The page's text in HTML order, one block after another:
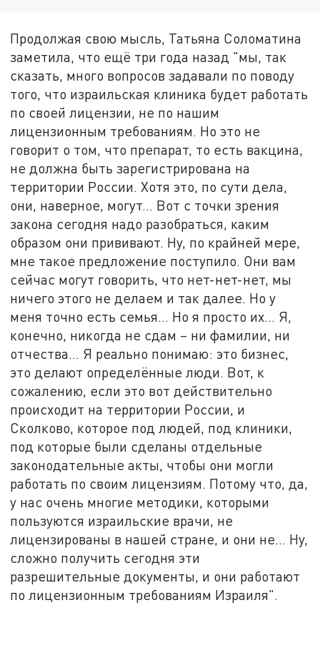
Продолжая свою мысль, Татьяна Соломатина
заметила, что ещё три года назад "мы, так
сказать, много вопросов задавали по поводу
того, что израильская клиника будет работать
по своей лицензии, не по нашим
лицензионным требованиям. Но это не
говорит о том, что препарат, то есть вакцина,
не должна быть зарегистрирована на
территории России. Хотя это, по сути дела,
они, наверное, могут… Вот с точки зрения
закона сегодня надо разобраться, каким
образом они прививают. Ну, по крайней мере,
мне такое предложение поступило. Они вам
сейчас могут говорить, что нет-нет-нет, мы
ничего этого не делаем и так далее. Но у
меня точно есть семья… Но я просто их… Я,
конечно, никогда не сдам – ни фамилии, ни
отчества… Я реально понимаю: это бизнес,
это делают определённые люди. Вот, к
сожалению, если это вот действительно
происходит на территории России, и
Сколково, которое под людей, под клиники,
под которые были сделаны отдельные
законодательные акты, чтобы они могли
работать по своим лицензиям. Потому что, да,
у нас очень многие методики, которыми
пользуются израильские врачи, не
лицензированы в нашей стране, и они не… Ну,
сложно получить сегодня эти
разрешительные документы, и они работают
по лицензионным требованиям Израиля".